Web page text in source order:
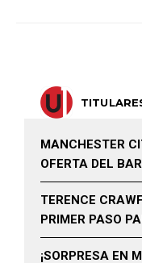
MANCHESTER
OFERTA DEL
TERENCE
PRIMER PASO
¡SORPRESA EN